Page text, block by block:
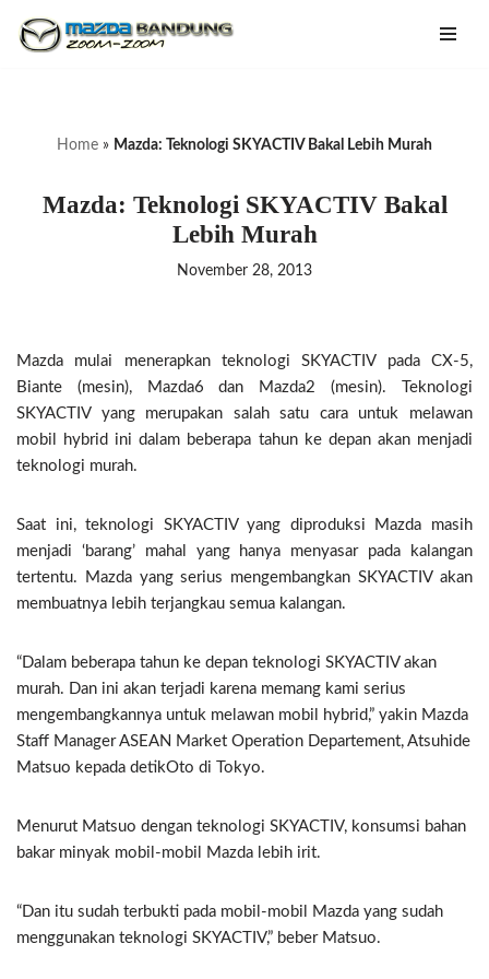
Home » Mazda: Teknologi SKYACTIV Bakal Lebih Murah
Mazda: Teknologi SKYACTIV Bakal
Lebih Murah
November 28, 2013
Mazda mulai menerapkan teknologi SKYACTIV pada CX-5,
Biante (mesin), Mazda6 dan Mazda2 (mesin). Teknologi
SKYACTIV yang merupakan salah satu cara untuk melawan
mobil hybrid ini dalam beberapa tahun ke depan akan menjadi
teknologi murah.
Saat ini, teknologi SKYACTIV yang diproduksi Mazda masih
menjadi ‘barang’ mahal yang hanya menyasar pada kalangan
tertentu. Mazda yang serius mengembangkan SKYACTIV akan
membuatnya lebih terjangkau semua kalangan.
“Dalam beberapa tahun ke depan teknologi SKYACTIV akan
murah. Dan ini akan terjadi karena memang kami serius
mengembangkannya untuk melawan mobil hybrid,” yakin Mazda
Staff Manager ASEAN Market Operation Departement, Atsuhide
Matsuo kepada detikOto di Tokyo.
Menurut Matsuo dengan teknologi SKYACTIV, konsumsi bahan
bakar minyak mobil-mobil Mazda lebih irit.
“Dan itu sudah terbukti pada mobil-mobil Mazda yang sudah
menggunakan teknologi SKYACTIV,” beber Matsuo.